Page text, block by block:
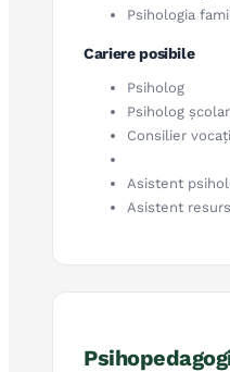
Psihologia
Cariere posibile
Psiholog
Psiholog școlar
Consilier
Asistent
Asistent